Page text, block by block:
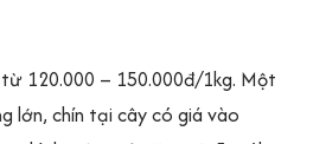
120.000 – 150.000đ/1kg. Một
lớn, chín tại cây có giá vào